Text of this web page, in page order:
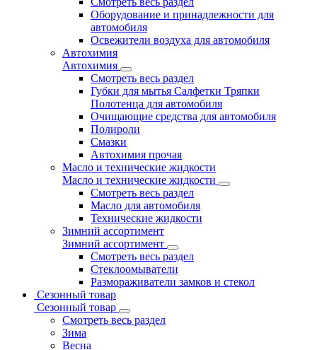
Оборудование и принадлежности для
автомобиля
Освежители воздуха для автомобиля
Автохимия
Автохимия
Смотреть весь раздел
Губки для мытья Салфетки Тряпки
Полотенца для автомобиля
Очищающие средства для автомобиля
Полироли
Смазки
Автохимия прочая
Масло и технические жидкости
Масло и технические жидкости
Смотреть весь раздел
Масло для автомобиля
Технические жидкости
Зимний ассортимент
Зимний ассортимент
Смотреть весь раздел
Стеклоомыватели
Размораживатели замков и стекол
Сезонный товар
Сезонный товар
Смотреть весь раздел
Зима
Весна